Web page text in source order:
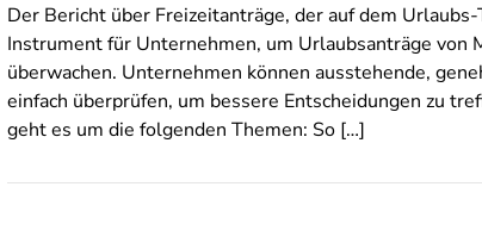
Der Bericht über Freizeitanträge, der auf dem
Instrument für Unternehmen, um Urlaubsanträge von
überwachen. Unternehmen können ausstehende,
einfach überprüfen, um bessere Entscheidungen zu
geht es um die folgenden Themen: So […]